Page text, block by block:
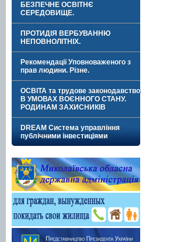
БЕЗПЕЧНЕ ОСВІТНЄ
СЕРЕДОВИЩЕ.
ПРОТИДІЯ ВЕРБУВАННЮ
НЕПОВНОЛІТНІХ.
Рекомендації Уповноваженого з
прав людини. Різне.
ОСВІТА та трудове законодавство
В УМОВАХ ВОЄННОГО СТАНУ.
РОДИНАМ ЗАХИСНИКІВ
DREAM Система управління
публічними інвестиціями